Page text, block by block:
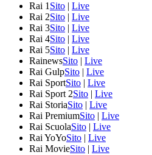
Rai 1 Sito | Live
Rai 2Sito | Live
Rai 3Sito | Live
Rai 4Sito | Live
Rai 5Sito | Live
RainewsSito | Live
Rai GulpSito | Live
Rai SportSito | Live
Rai Sport 2Sito | Live
Rai StoriaSito | Live
Rai PremiumSito | Live
Rai ScuolaSito | Live
Rai YoYoSito | Live
Rai MovieSito | Live